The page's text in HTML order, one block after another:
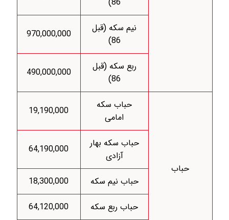
نیم سکه (قبل
86)
970,000,000
ربع سکه (قبل
86)
490,000,000
حباب
حباب سکه
امامی
19,190,000
حباب سکه بهار
آزادی
64,190,000
حباب نیم سکه
18,300,000
حباب ربع سکه
64,120,000